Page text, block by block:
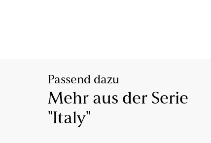
Passend dazu
Mehr aus der Serie
"Italy"